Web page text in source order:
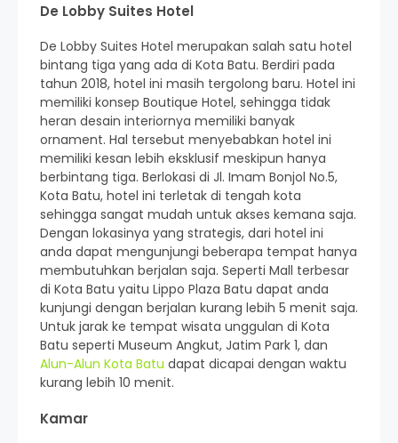
De Lobby Suites Hotel
De Lobby Suites Hotel merupakan salah satu hotel
bintang tiga yang ada di Kota Batu. Berdiri pada
tahun 2018, hotel ini masih tergolong baru. Hotel ini
memiliki konsep Boutique Hotel, sehingga tidak
heran desain interiornya memiliki banyak
ornament. Hal tersebut menyebabkan hotel ini
memiliki kesan lebih eksklusif meskipun hanya
berbintang tiga. Berlokasi di Jl. Imam Bonjol No.5,
Kota Batu, hotel ini terletak di tengah kota
sehingga sangat mudah untuk akses kemana saja.
Dengan lokasinya yang strategis, dari hotel ini
anda dapat mengunjungi beberapa tempat hanya
membutuhkan berjalan saja. Seperti Mall terbesar
di Kota Batu yaitu Lippo Plaza Batu dapat anda
kunjungi dengan berjalan kurang lebih 5 menit saja.
Untuk jarak ke tempat wisata unggulan di Kota
Batu seperti Museum Angkut, Jatim Park 1, dan
Alun-Alun Kota Batu dapat dicapai dengan waktu
kurang lebih 10 menit.
Kamar